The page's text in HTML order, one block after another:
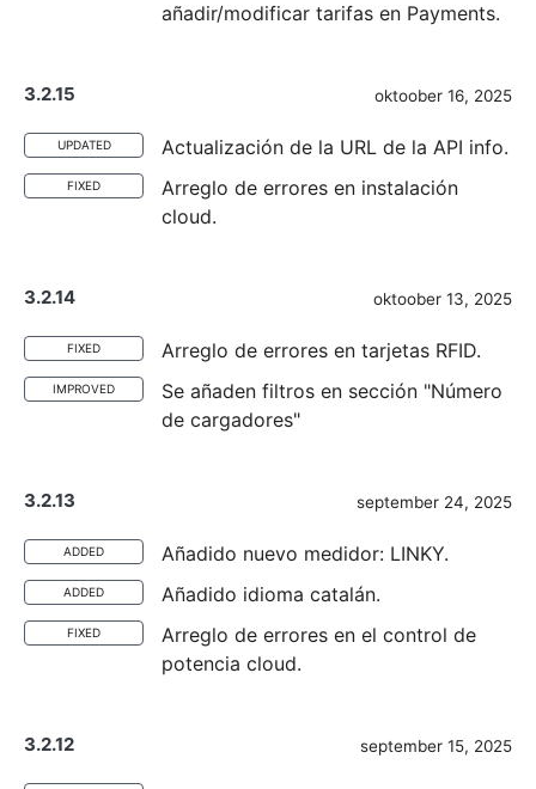
añadir/modificar tarifas en Payments.
3.2.15 oktoober 16, 2025
UPDATED Actualización de la URL de la API info.
FIXED
Arreglo de errores en instalación
cloud.
3.2.14 oktoober 13, 2025
FIXED Arreglo de errores en tarjetas RFID.
IMPROVED
Se añaden filtros en sección "Número
de cargadores"
3.2.13 september 24, 2025
ADDED Añadido nuevo medidor: LINKY.
ADDED Añadido idioma catalán.
FIXED
Arreglo de errores en el control de
potencia cloud.
3.2.12 september 15, 2025